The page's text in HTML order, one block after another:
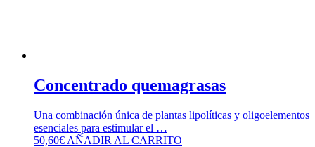
Concentrado quemagrasas
Una combinación única de plantas lipolíticas y oligoelementos
esenciales para estimular el …
50,60€ AÑADIR AL CARRITO